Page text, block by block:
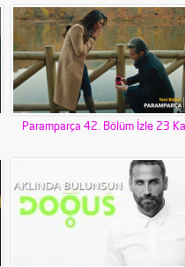
Paramparça 42. Bölüm İzle 23